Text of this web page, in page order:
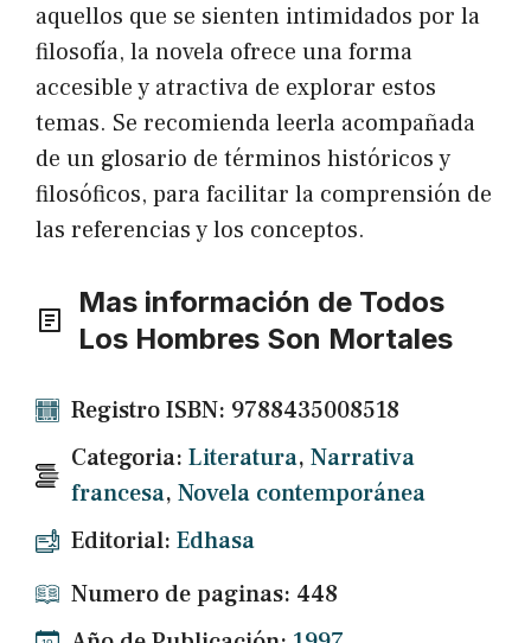
aquellos que se sienten intimidados por la
filosofía, la novela ofrece una forma
accesible y atractiva de explorar estos
temas. Se recomienda leerla acompañada
de un glosario de términos históricos y
filosóficos, para facilitar la comprensión de
las referencias y los conceptos.
Mas información de Todos
Los Hombres Son Mortales
Registro ISBN: 9788435008518
Categoria: Literatura, Narrativa
francesa, Novela contemporánea
Editorial: Edhasa
Numero de paginas: 448